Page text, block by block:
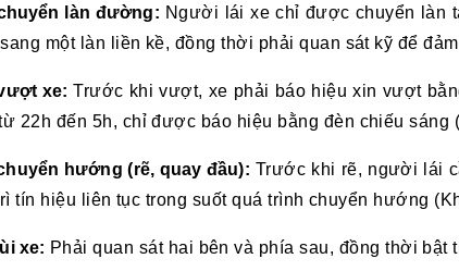
làn đường: Người lái xe chỉ được chuyển làn
một làn liền kề, đồng thời phải quan sát kỹ để
xe: Trước khi vượt, xe phải báo hiệu xin vượt
22h đến 5h, chỉ được báo hiệu bằng đèn chiếu sáng
hướng (rẽ, quay đầu): Trước khi rẽ, người lái
tín hiệu liên tục trong suốt quá trình chuyển hướng
xe: Phải quan sát hai bên và phía sau, đồng thời